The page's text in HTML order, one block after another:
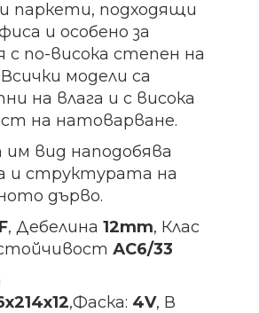
паркети, подходящи
и особено за
по-висока степен на
модели са
на влага и с висока
на натоварване.
вид наподобява
и структурата на
дърво.
, Дебелина12mm, Клас
АС6/33
,Фаска: 4V, В